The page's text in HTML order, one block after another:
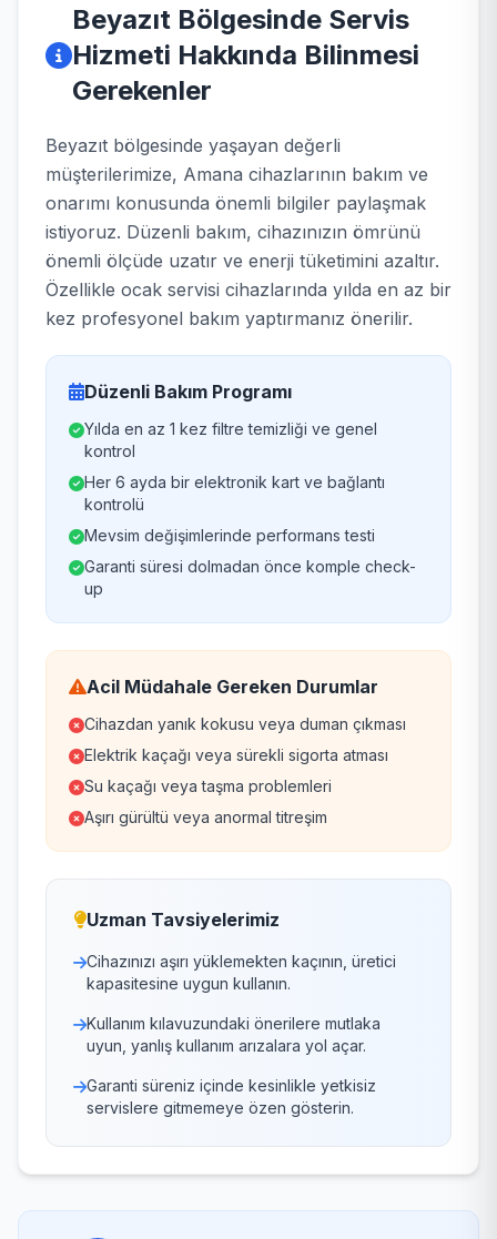
Beyazıt Bölgesinde Servis
Hizmeti Hakkında Bilinmesi
Gerekenler
Beyazıt bölgesinde yaşayan değerli
müşterilerimize, Amana cihazlarının bakım ve
onarımı konusunda önemli bilgiler paylaşmak
istiyoruz. Düzenli bakım, cihazınızın ömrünü
önemli ölçüde uzatır ve enerji tüketimini azaltır.
Özellikle ocak servisi cihazlarında yılda en az bir
kez profesyonel bakım yaptırmanız önerilir.
Düzenli Bakım Programı
Yılda en az 1 kez filtre temizliği ve genel
kontrol
Her 6 ayda bir elektronik kart ve bağlantı
kontrolü
Mevsim değişimlerinde performans testi
Garanti süresi dolmadan önce komple check-
up
Acil Müdahale Gereken Durumlar
Cihazdan yanık kokusu veya duman çıkması
Elektrik kaçağı veya sürekli sigorta atması
Su kaçağı veya taşma problemleri
Aşırı gürültü veya anormal titreşim
Uzman Tavsiyelerimiz
Cihazınızı aşırı yüklemekten kaçının, üretici
kapasitesine uygun kullanın.
Kullanım kılavuzundaki önerilere mutlaka
uyun, yanlış kullanım arızalara yol açar.
Garanti süreniz içinde kesinlikle yetkisiz
servislere gitmemeye özen gösterin.